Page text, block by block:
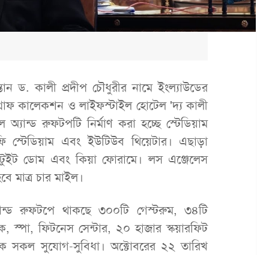
ড. কালী প্রদীপ চৌধুরীর নামে ইংল্যাউডের
কালেকশন ও লাইফস্টাইল হোটেল 'দ্য কালী
রুফটপটি নির্মাণ করা হচ্ছে স্টেডিয়াম
এবং ইউটিউব থিয়েটার। এছাড়া
ডোম এবং কিয়া ফোরামে। লস এঞ্জেলেস
মাত্র চার মাইল।
রুফটপে থাকছে ৩০০টি গেস্টরুম, ৩৪টি
ফিটনেস সেন্টার, ২০ হাজার স্কয়ারফিট
সকল সুযোগ-সুবিধা। অক্টোবরের ২২ তারিখ